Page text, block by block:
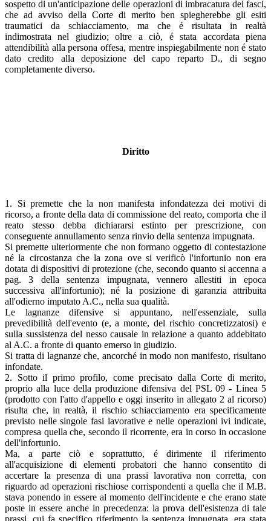
sospetto di un'anticipazione delle operazioni di imbracatura dei fasci,
che ad avviso della Corte di merito ben spiegherebbe gli esiti
traumatici da schiacciamento, ma che é risultata in realtà
indimostrata nel giudizio; oltre a ciò, é stata accordata piena
attendibilità alla persona offesa, mentre inspiegabilmente non é stato
dato credito alla deposizione del capo reparto D., di segno
completamente diverso.
Diritto
1. Si premette che la non manifesta infondatezza dei motivi di
ricorso, a fronte della data di commissione del reato, comporta che il
reato stesso debba dichiararsi estinto per prescrizione, con
conseguente annullamento senza rinvio della sentenza impugnata.
Si premette ulteriormente che non formano oggetto di contestazione
né la circostanza che la zona ove si verificò l'infortunio non era
dotata di dispositivi di protezione (che, secondo quanto si accenna a
pag. 3 della sentenza impugnata, vennero allestiti in epoca
successiva all'infortunio); né la posizione di garanzia attribuita
all'odierno imputato A.C., nella sua qualità.
Le lagnanze difensive si appuntano, nell'essenziale, sulla
prevedibilità dell'evento (e, a monte, del rischio concretizzatosi) e
sulla sussistenza del nesso causale in relazione a quanto addebitato
al A.C. a fronte di quanto emerso in giudizio.
Si tratta di lagnanze che, ancorché in modo non manifesto, risultano
infondate.
2. Sotto il primo profilo, come precisato dalla Corte di merito,
proprio alla luce della produzione difensiva del PSL 09 - Linea 5
(prodotto con l'atto d'appello e oggi inserito in allegato 2 al ricorso)
risulta che, in realtà, il rischio schiacciamento era specificamente
previsto nelle singole fasi lavorative e nelle operazioni ivi indicate,
compresa quella che, secondo il ricorrente, era in corso in occasione
dell'infortunio.
Ma, a parte ciò e soprattutto, é dirimente il riferimento
all'acquisizione di elementi probatori che hanno consentito di
accertare la presenza di una prassi lavorativa non corretta, con
riguardo ad operazioni rischiose corrispondenti a quella che il M.B.
stava ponendo in essere al momento dell'incidente e che erano state
poste in essere anche in precedenza: la prova dell'esistenza di tale
prassi, cui fa specifico riferimento la sentenza impugnata, era stata